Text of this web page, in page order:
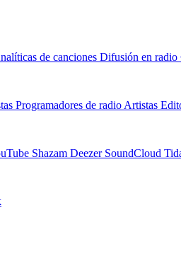
de canciones Difusión en radio
Programadores de radio Artistas
Shazam Deezer SoundCloud